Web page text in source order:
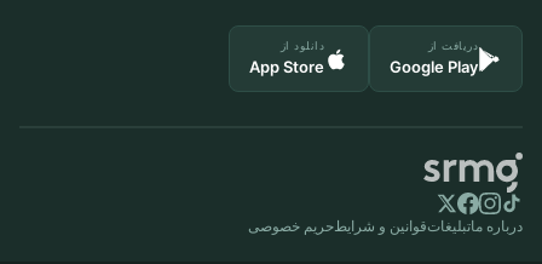
دریافت از
Google Play
دانلود از
App Store
درباره ماتبلیغاتقوانین و شرایط حریم خصوصی